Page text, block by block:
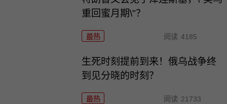
重回蜜月期\"？
最热 阅读 4185
生死时刻提前到来！俄乌战争终
到见分晓的时刻？
最热 阅读 21733